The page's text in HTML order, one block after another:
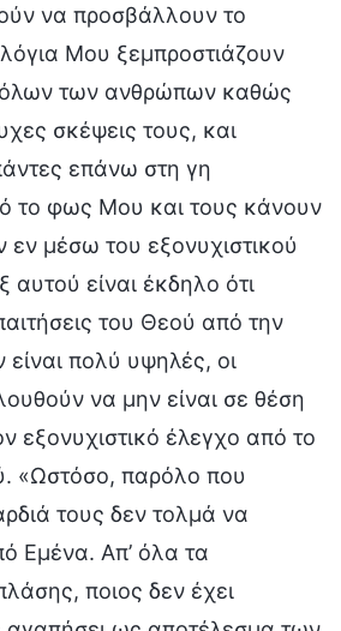
να προσβάλλουν το
Μου ξεμπροστιάζουν
των ανθρώπων καθώς
σκέψεις τους, και
επάνω στη γη
το φως Μου και τους κάνουν
μέσω του εξονυχιστικού
είναι έκδηλο ότι
του Θεού από την
πολύ υψηλές, οι
να μην είναι σε θέση
εξονυχιστικό έλεγχο από το
«Ωστόσο, παρόλο που
τους δεν τολμά να
Εμένα. Απ’ όλα τα
ποιος δεν έχει